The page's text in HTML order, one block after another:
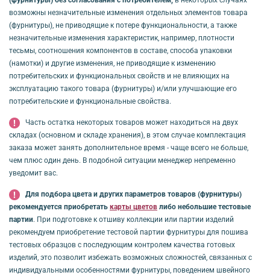
возможны незначительные изменения отдельных элементов товара
(фурнитуры), не приводящие к потере функциональности, а также
незначительные изменения характеристик, например, плотности
тесьмы, соотношения компонентов в составе, способа упаковки
(намотки) и другие изменения, не приводящие к изменению
потребительских и функциональных свойств и не влияющих на
эксплуатацию такого товара (фурнитуры) и/или улучшающие его
потребительские и функциональные свойства.
Часть остатка некоторых товаров может находиться на двух
складах (основном и складе хранения), в этом случае комплектация
заказа может занять дополнительное время - чаще всего не больше,
чем плюс один день. В подобной ситуации менеджер непременно
уведомит вас.
Для подбора цвета и других параметров товаров (фурнитуры)
рекомендуется приобретать карты цветов либо небольшие тестовые
партии. При подготовке к отшиву коллекции или партии изделий
рекомендуем приобретение тестовой партии фурнитуры для пошива
тестовых образцов с последующим контролем качества готовых
изделий, это позволит избежать возможных сложностей, связанных с
индивидуальными особенностями фурнитуры, поведением швейного